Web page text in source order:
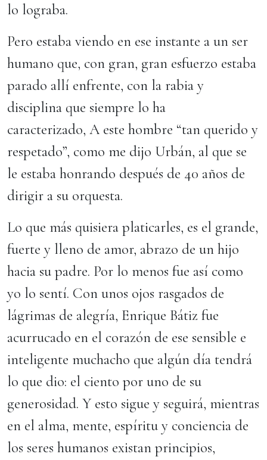
lo lograba.
Pero estaba viendo en ese instante a un ser
humano que, con gran, gran esfuerzo estaba
parado allí enfrente, con la rabia y
disciplina que siempre lo ha
caracterizado, A este hombre “tan querido y
respetado”, como me dijo Urbán, al que se
le estaba honrando después de 40 años de
dirigir a su orquesta.
Lo que más quisiera platicarles, es el grande,
fuerte y lleno de amor, abrazo de un hijo
hacia su padre. Por lo menos fue así como
yo lo sentí. Con unos ojos rasgados de
lágrimas de alegría, Enrique Bátiz fue
acurrucado en el corazón de ese sensible e
inteligente muchacho que algún día tendrá
lo que dio: el ciento por uno de su
generosidad. Y esto sigue y seguirá, mientras
en el alma, mente, espíritu y conciencia de
los seres humanos existan principios,